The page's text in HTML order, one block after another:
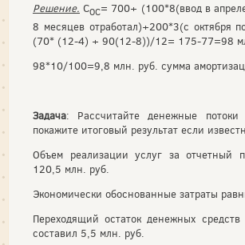
Решение. СОС= 700+ (100*8(ввод в
8 месяцев отработал)+200*3(с октября
(70* (12-4) + 90(12-8))/12= 175-77=98
98*10/100=9,8 млн. руб. сумма
Задача: Рассчитайте денежные потоки
покажите итоговый результат если
Объем реализации услуг за отчетный
120,5 млн. руб.
Экономически обоснованные затраты
Переходящий остаток денежных
составил 5,5 млн. руб.